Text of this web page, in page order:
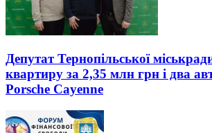
Депутат Тернопільської
квартиру за 2,35 млн грн і два
Porsche Cayenne